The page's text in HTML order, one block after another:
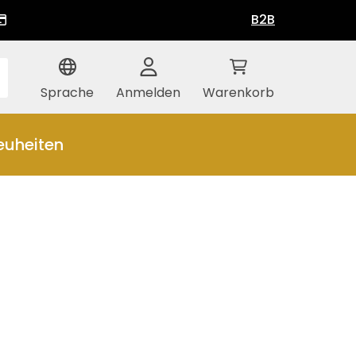
B2B
Sprache Anmelden Warenkorb